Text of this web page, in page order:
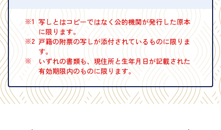
※1 写しとはコピーではなく公的機関が発行した原本
に限ります。
※2 戸籍の附票の写しが添付されているものに限りま
す。
※
いずれの書類も、現住所と生年月日が記載された
有効期限内のものに限ります。